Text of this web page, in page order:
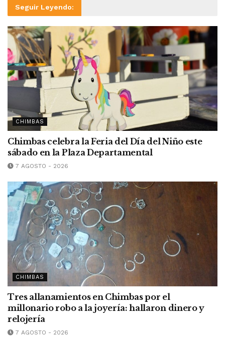
Seguir Leyendo:
CHIMBAS
Chimbas celebra la Feria del Día del Niño este
sábado en la Plaza Departamental
7 AGOSTO - 2026
CHIMBAS
Tres allanamientos en Chimbas por el
millonario robo a la joyería: hallaron dinero y
relojería
7 AGOSTO - 2026